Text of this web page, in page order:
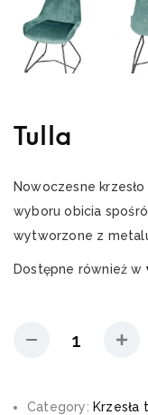
Tulla
Nowoczesne
wyboru obicia
wytworzone z metalu
Dostępne również w
Category: Krzesła